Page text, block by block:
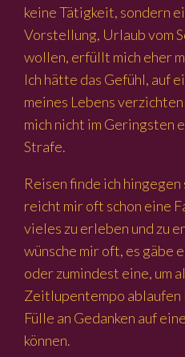
keine Tätigkeit, sondern
Vorstellung, Urlaub vom
wollen, erfüllt mich eher
Ich hätte das Gefühl, auf
meines Lebens
mich nicht im Geringsten
Strafe.
Reisen finde ich
reicht mir oft schon eine
vieles zu erleben und zu
wünsche mir oft, es gäbe
oder zumindest eine, um
Zeitlupentempo ablaufen
Fülle an Gedanken auf
können.